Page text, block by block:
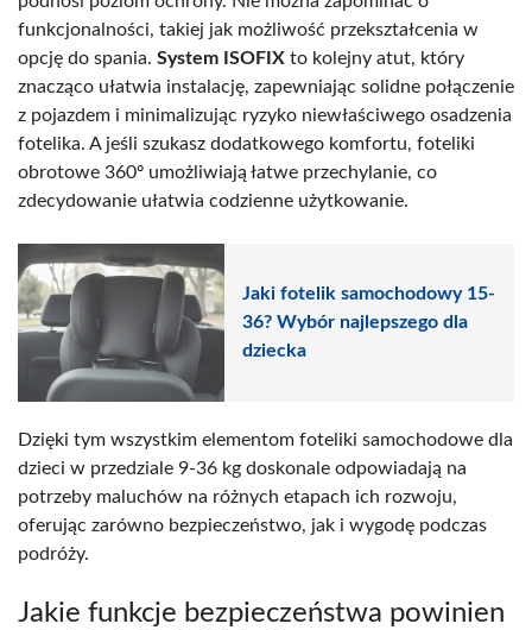
funkcjonalności, takiej jak możliwość przekształcenia w
opcję do spania. System ISOFIX to kolejny atut, który
znacząco ułatwia instalację, zapewniając solidne połączenie
z pojazdem i minimalizując ryzyko niewłaściwego osadzenia
fotelika. A jeśli szukasz dodatkowego komfortu, foteliki
obrotowe 360º umożliwiają łatwe przechylanie, co
zdecydowanie ułatwia codzienne użytkowanie.
Jaki fotelik samochodowy 15-
36? Wybór najlepszego dla
dziecka
Dzięki tym wszystkim elementom foteliki samochodowe dla
dzieci w przedziale 9-36 kg doskonale odpowiadają na
potrzeby maluchów na różnych etapach ich rozwoju,
oferując zarówno bezpieczeństwo, jak i wygodę podczas
podróży.
Jakie funkcje bezpieczeństwa powinien